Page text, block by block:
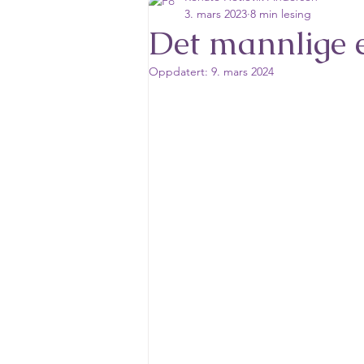
Terapi & indre transformasjon
Det mannlige
3. mars 2023 8 min lesing
Oppdatert: 9. mars 2024